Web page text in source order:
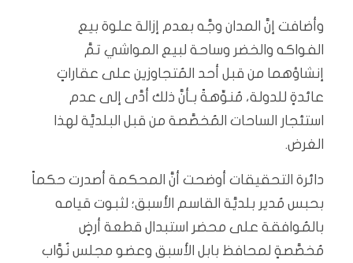
وأضافت إنَّ المدان وجَّه بعدم إزالة علوة بيع
الفواكه والخضر وساحة لبيع المواشي تمَّ
إنشاؤهما من قبل أحد المُتجاوزين على عقاراتٍ
عائدةٍ للدولة، مُنوِّهةً بـأنَّ ذلك أدَّى إلى عدم
استئجار الساحات المُخصَّصة من قبل البلديَّة لهذا
الغرض.
دائرة التحقيقات أوضحت أنَّ المحكمة أصدرت حكماً
بحبس مُدير بلديَّة القاسم الأسبق؛ لثبوت قيامه
بالمُوافقة على محضر استبدال قطعة أرضٍ
مُخصَّصةٍ لمحافظ بابل الأسبق وعضو مجلس نُوَّاب